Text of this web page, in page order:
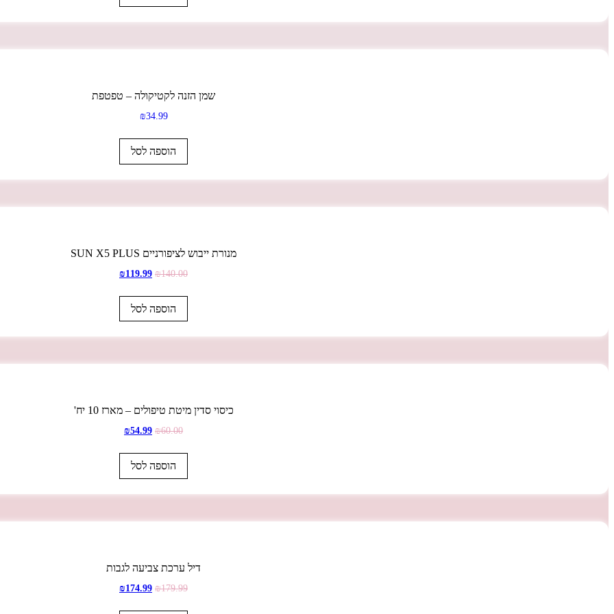
שמן הזנה לקטיקולה – טפטפת
₪34.99
הוספה לסל
מנורת ייבוש לציפורניים SUN X5 PLUS
₪140.00
₪119.99
הוספה לסל
כיסוי סדין מיטת טיפולים – מארז 10 יח'
₪60.00
₪54.99
הוספה לסל
דיל ערכת צביעה לגבות
₪179.99
₪174.99